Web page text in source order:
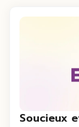
Soucieux